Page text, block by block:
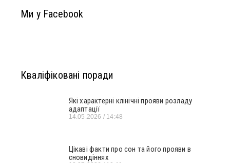
Ми у Facebook
Кваліфіковані поради
Які характерні клінічні прояви розладу
адаптації
14.05.2026 14:48
Цікаві факти про сон та його прояви в
сновидіннях